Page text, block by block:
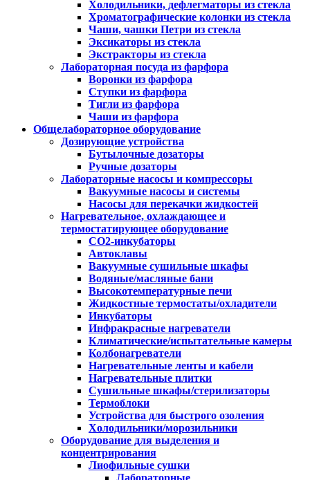
Холодильники, дефлегматоры из стекла
Хроматографические колонки из стекла
Чаши, чашки Петри из стекла
Эксикаторы из стекла
Экстракторы из стекла
Лабораторная посуда из фарфора
Воронки из фарфора
Ступки из фарфора
Тигли из фарфора
Чаши из фарфора
Общелабораторное оборудование
Дозирующие устройства
Бутылочные дозаторы
Ручные дозаторы
Лабораторные насосы и компрессоры
Вакуумные насосы и системы
Насосы для перекачки жидкостей
Нагревательное, охлаждающее и
термостатирующее оборудование
CO2-инкубаторы
Автоклавы
Вакуумные сушильные шкафы
Водяные/масляные бани
Высокотемпературные печи
Жидкостные термостаты/охладители
Инкубаторы
Инфракрасные нагреватели
Климатические/испытательные камеры
Колбонагреватели
Нагревательные ленты и кабели
Нагревательные плитки
Сушильные шкафы/стерилизаторы
Термоблоки
Устройства для быстрого озоления
Холодильники/морозильники
Оборудование для выделения и
концентрирования
Лиофильные сушки
Лабораторные